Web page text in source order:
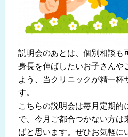
説明会のあとは、個別相談も
身長を伸ばしたいお子さんや
よう、当クリニックが精一杯
す。
こちらの説明会は毎月定期的
で、今月ご都合つかない方は
ばと思います。ぜひお気軽に